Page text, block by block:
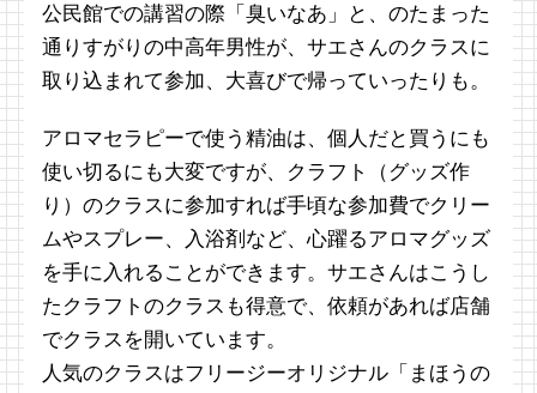
公民館での講習の際「臭いなあ」と、のたまった
通りすがりの中高年男性が、サエさんのクラスに
取り込まれて参加、大喜びで帰っていったりも。
アロマセラピーで使う精油は、個人だと買うにも
使い切るにも大変ですが、クラフト（グッズ作
り）のクラスに参加すれば手頃な参加費でクリー
ムやスプレー、入浴剤など、心躍るアロマグッズ
を手に入れることができます。サエさんはこうし
たクラフトのクラスも得意で、依頼があれば店舗
でクラスを開いています。
人気のクラスはフリージーオリジナル「まほうの